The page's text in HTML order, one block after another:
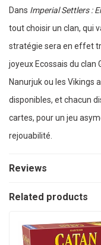
Dans Imperial Settlers :
tout choisir un clan, qui
stratégie sera en effet
joyeux Ecossais du clan
Nanurjuk ou les Vikings
disponibles, et chacun
cartes, pour un jeu
rejouabilité.
Reviews
Related products